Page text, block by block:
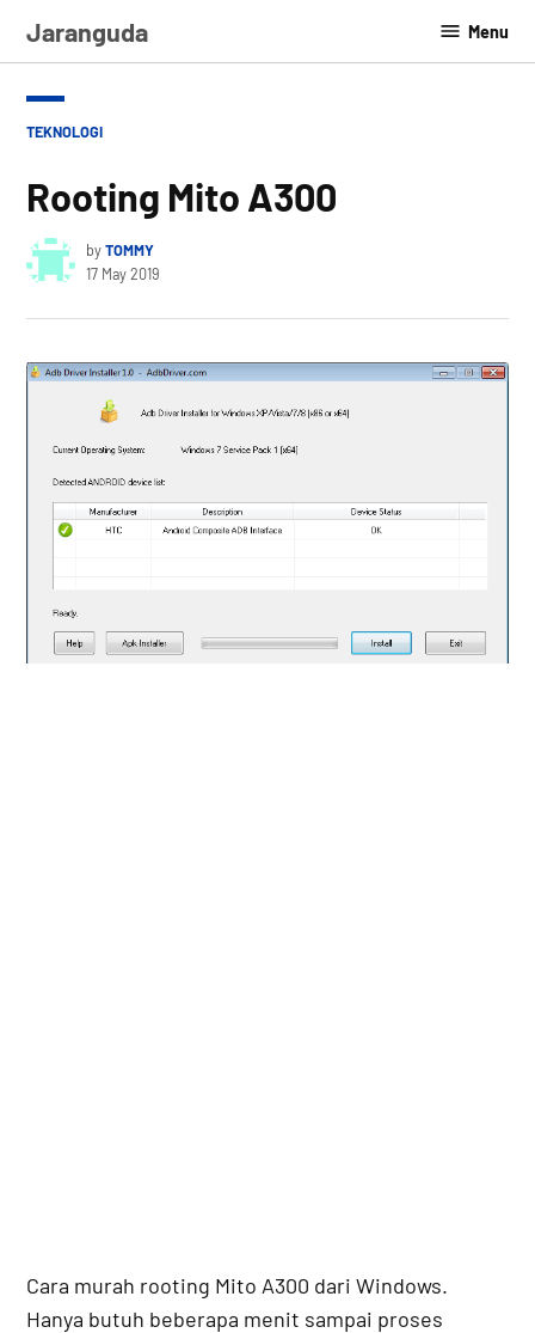
Jaranguda Menu
POSTED
TEKNOLOGI
Rooting Mito A300
byTOMMY
17 May 2019
Cara murah rooting Mito A300 dari Windows.
Hanya butuh beberapa menit sampai proses